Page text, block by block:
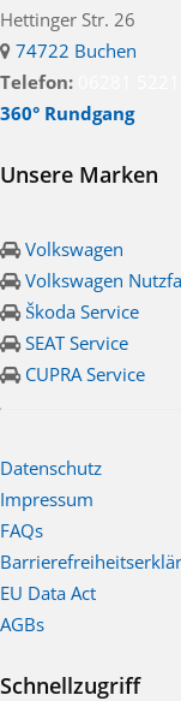
Hettinger Str. 26
74722 Buchen
Telefon:
360° Rundgang
Unsere Marken
Volkswagen
Volkswagen
Škoda Service
SEAT Service
CUPRA Service
Datenschutz
Impressum
FAQs
EU Data Act
AGBs
Schnellzugriff